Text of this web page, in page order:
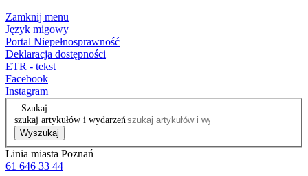
Zamknij menu
Język migowy
Portal Niepełnosprawność
Deklaracja dostępności
ETR - tekst
Facebook
Instagram
Szukaj
szukaj artykułów i wydarzeń
Wyszukaj
Linia miasta Poznań
61 646 33 44